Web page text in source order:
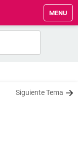
MENU
Siguiente Tema